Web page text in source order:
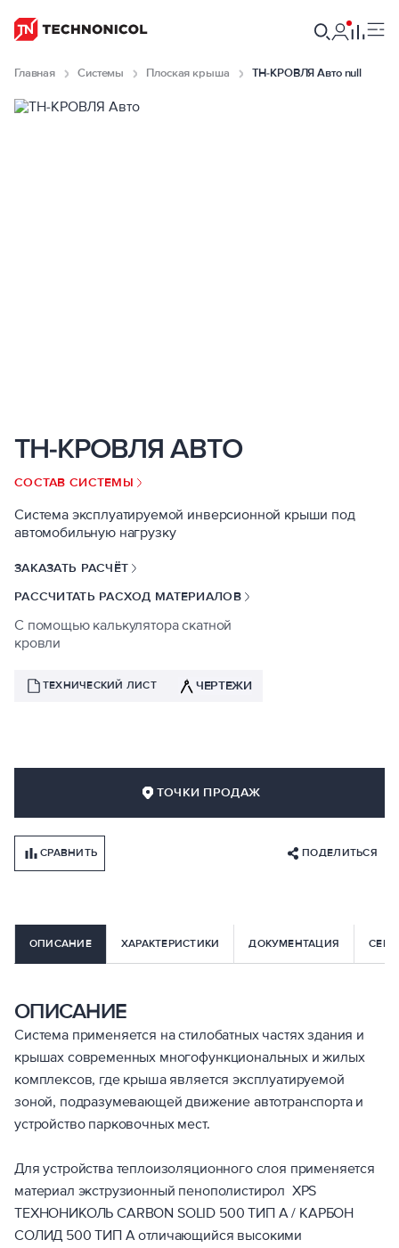
Главная Системы Плоская крыша ТН-КРОВЛЯ Авто null
ТН-КРОВЛЯ АВТО
СОСТАВ СИСТЕМЫ
Система эксплуатируемой инверсионной крыши под
автомобильную нагрузку
РАССЧИТАТЬ РАСХОД МАТЕРИАЛОВ
ЗАКАЗАТЬ РАСЧЁТ
С помощью калькулятора скатной
кровли
ТЕХНИЧЕСКИЙ ЛИСТ ЧЕРТЕЖИ
ТОЧКИ ПРОДАЖ
СРАВНИТЬ ПОДЕЛИТЬСЯ
ОПИСАНИЕ ХАРАКТЕРИСТИКИ ДОКУМЕНТАЦИЯ
ОПИСАНИЕ
Система применяется на стилобатных частях здания и
крышах современных многофункциональных и жилых
комплексов, где крыша является эксплуатируемой
зоной, подразумевающей движение автотранспорта и
устройство парковочных мест.
Для устройства теплоизоляционного слоя применяется
материал экструзионный пенополистирол XPS
ТЕХНОНИКОЛЬ CARBON SOLID 500 ТИП А / КАРБОН
СОЛИД 500 ТИП А отличающийся высокими